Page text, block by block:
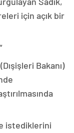
için açık bir
Bakanı)
istediklerini